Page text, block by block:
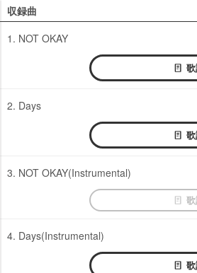
収録曲
1. NOT OKAY
2. Days
3. NOT OKAY(Instrumental)
4. Days(Instrumental)